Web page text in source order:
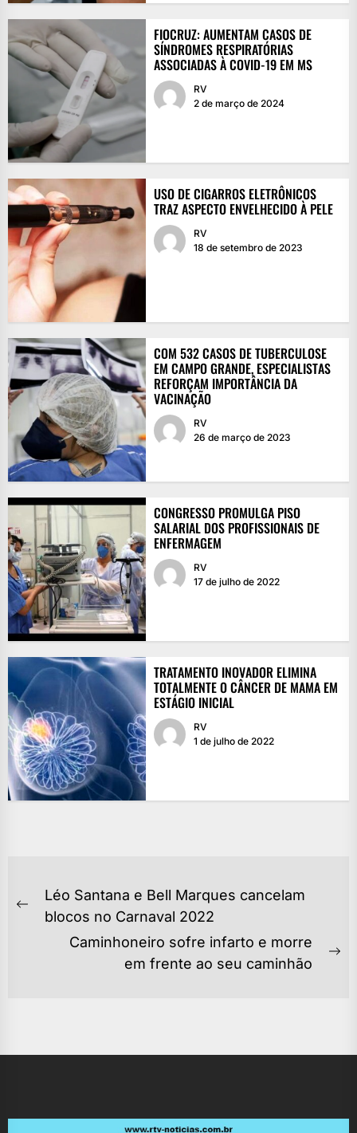
FIOCRUZ: AUMENTAM CASOS DE
SÍNDROMES RESPIRATÓRIAS
ASSOCIADAS À COVID-19 EM MS
RV
2 de março de 2024
USO DE CIGARROS ELETRÔNICOS
TRAZ ASPECTO ENVELHECIDO À PELE
RV
18 de setembro de 2023
COM 532 CASOS DE TUBERCULOSE
EM CAMPO GRANDE, ESPECIALISTAS
REFORÇAM IMPORTÂNCIA DA
VACINAÇÃO
RV
26 de março de 2023
CONGRESSO PROMULGA PISO
SALARIAL DOS PROFISSIONAIS DE
ENFERMAGEM
RV
17 de julho de 2022
TRATAMENTO INOVADOR ELIMINA
TOTALMENTE O CÂNCER DE MAMA EM
ESTÁGIO INICIAL
RV
1 de julho de 2022
NAVEGAÇÃO
DEPrevious
Léo Santana e Bell Marques cancelam
blocos no Carnaval 2022
Caminhoneiro sofre infarto e morre
em frente ao seu caminhão